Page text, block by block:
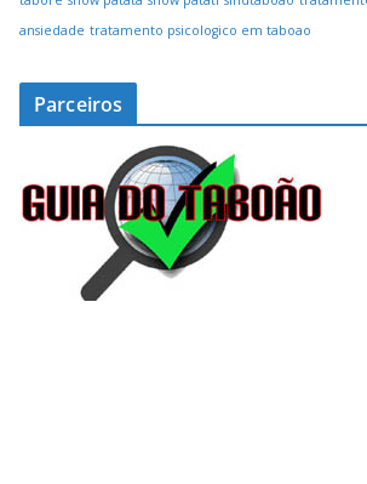
ansiedade tratamento psicologico em taboao
Parceiros